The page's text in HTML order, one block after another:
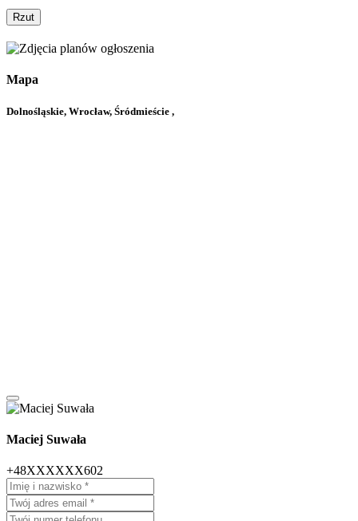
Rzut
Mapa
Dolnośląskie, Wrocław, Śródmieście ,
Maciej Suwała
+48XXXXXX602